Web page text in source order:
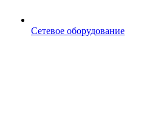
Сетевое оборудование